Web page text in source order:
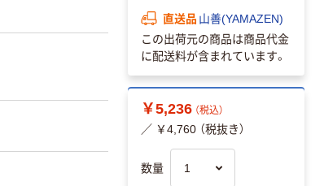
直送品 山善(YAMAZEN)
この出荷元の商品は商品代金
に配送料が含まれています。
￥5,236 （税込）
／ ￥4,760 （税抜き）
数量